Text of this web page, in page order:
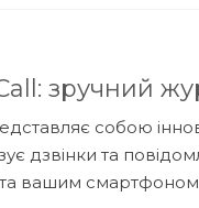
зручний
собою
дзвінки та
вашим